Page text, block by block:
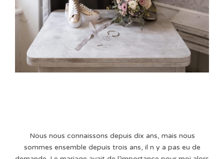
Nous nous connaissons depuis dix ans, mais nous
sommes ensemble depuis trois ans, il n y a pas eu de